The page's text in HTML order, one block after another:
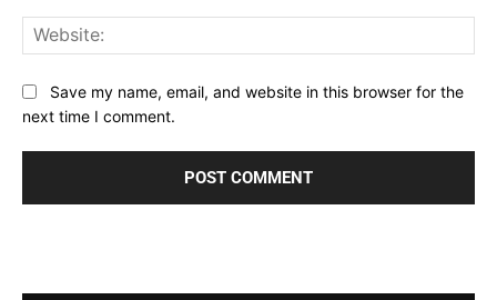
Save my name, email, and website in this browser for the
next time I comment.